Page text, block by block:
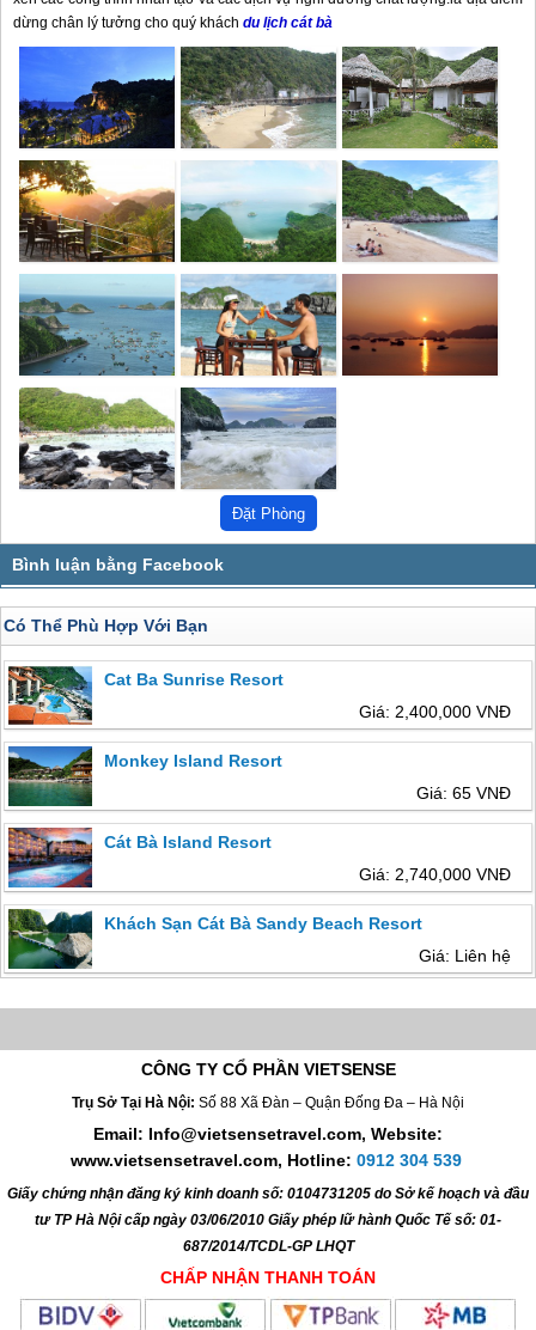
dừng chân lý tưởng cho quý khách du lịch cát bà
Có Thể Phù Hợp Với Bạn
Cat Ba Sunrise Resort
Giá: 2,400,000 VNĐ
Monkey Island Resort
Giá: 65 VNĐ
Cát Bà Island Resort
Giá: 2,740,000 VNĐ
Khách Sạn Cát Bà Sandy Beach Resort
Giá: Liên hệ
CÔNG TY CỔ PHẦN VIETSENSE
Trụ Sở Tại Hà Nội: Số 88 Xã Đàn – Quận Đống Đa – Hà Nội
Email: Info@vietsensetravel.com, Website:
www.vietsensetravel.com, Hotline: 0912 304 539
Giấy chứng nhận đăng ký kinh doanh số: 0104731205 do Sở kế hoạch và đầu
tư TP Hà Nội cấp ngày 03/06/2010 Giấy phép lữ hành Quốc Tế số: 01-
687/2014/TCDL-GP LHQT
CHẤP NHẬN THANH TOÁN